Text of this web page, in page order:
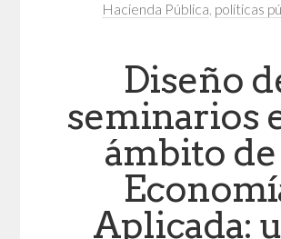
Hacienda Pública políticas
Diseño
seminarios
ámbito
Aplicada: